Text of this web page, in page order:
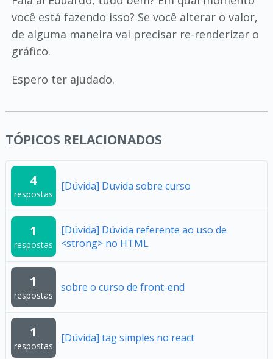
você está fazendo isso? Se você alterar o valor,
de alguma maneira vai precisar re-renderizar o
gráfico.
Espero ter ajudado.
TÓPICOS RELACIONADOS
4
respostas
[Dúvida] Duvida sobre curso
1
respostas
[Dúvida] Dúvida referente ao uso de
<strong> no HTML
1
respostas
sobre o curso de front-end
1
respostas
[Dúvida] tag simples no react